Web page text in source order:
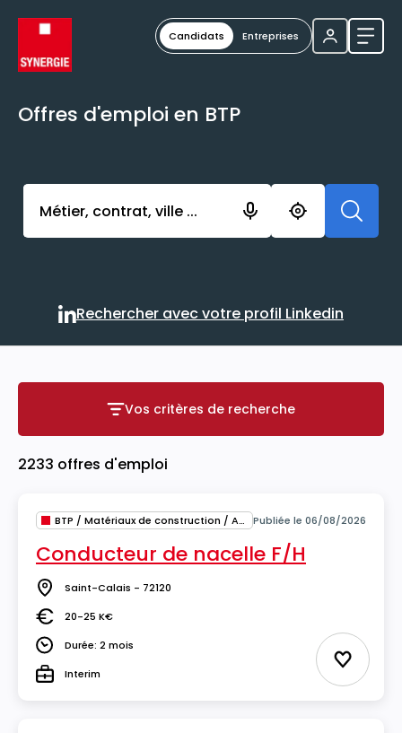
Candidats Entreprises
Offres d'emploi en BTP
Activer l’élément pour lancer l’enregistrement.
Rechercher avec votre
Rechercher avec votre profil Linkedin
Vos critères de recherche
Vos critères de recherche
2233 offres d'emploi
BTP / Matériaux de construction / Architecture Publiée le 06/08/2026
Conducteur de nacelle F/H
Lieu Saint-Calais - 72120
Salaire20-25 K€
DuréeDurée: 2 mois
TypeInterim Ajouter